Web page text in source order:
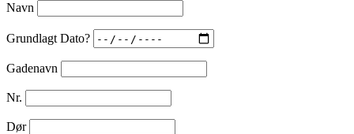
Navn
Grundlagt Dato?
Gadenavn
Nr.
Dør